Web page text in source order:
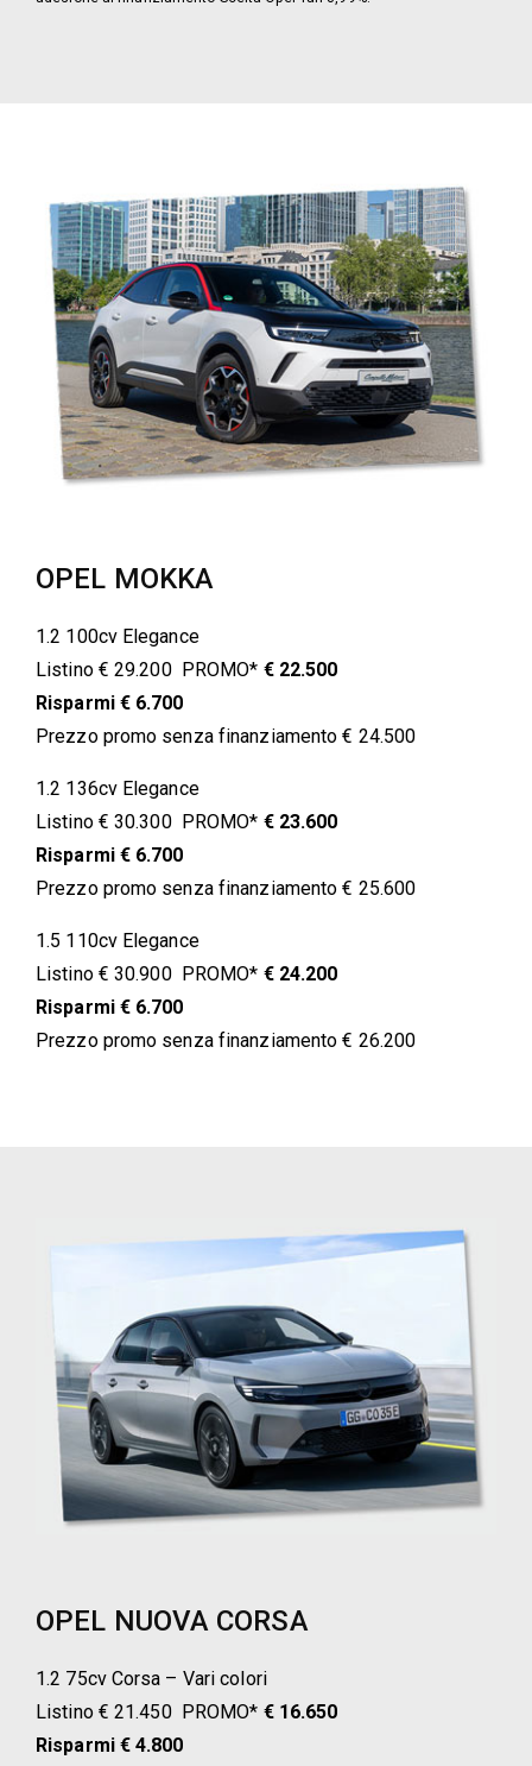
OPEL MOKKA
1.2 100cv Elegance
Listino € 29.200 PROMO* € 22.500
Risparmi € 6.700
Prezzo promo senza finanziamento € 24.500
1.2 136cv Elegance
Listino € 30.300 PROMO* € 23.600
Risparmi € 6.700
Prezzo promo senza finanziamento € 25.600
1.5 110cv Elegance
Listino € 30.900 PROMO* € 24.200
Risparmi € 6.700
Prezzo promo senza finanziamento € 26.200
OPEL NUOVA CORSA
1.2 75cv Corsa – Vari colori
Listino € 21.450 PROMO* € 16.650
Risparmi € 4.800